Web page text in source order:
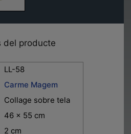
del producte
LL-58
Carme Magem
Collage sobre tela
46 x 55 cm
2 cm